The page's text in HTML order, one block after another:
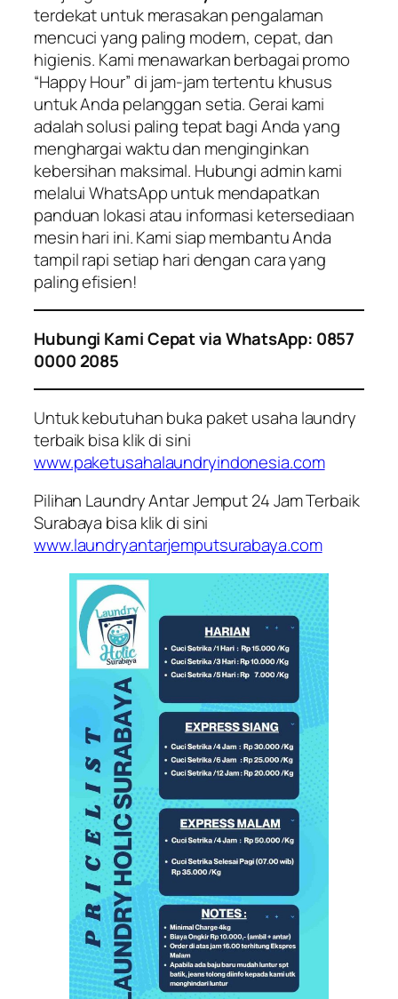
terdekat untuk merasakan pengalaman
mencuci yang paling modern, cepat, dan
higienis. Kami menawarkan berbagai promo
“Happy Hour” di jam-jam tertentu khusus
untuk Anda pelanggan setia. Gerai kami
adalah solusi paling tepat bagi Anda yang
menghargai waktu dan menginginkan
kebersihan maksimal. Hubungi admin kami
melalui WhatsApp untuk mendapatkan
panduan lokasi atau informasi ketersediaan
mesin hari ini. Kami siap membantu Anda
tampil rapi setiap hari dengan cara yang
paling efisien!
Hubungi Kami Cepat via WhatsApp: 0857
0000 2085
Untuk kebutuhan buka paket usaha laundry
terbaik bisa klik di sini
www.paketusahalaundryindonesia.com
Pilihan Laundry Antar Jemput 24 Jam Terbaik
Surabaya bisa klik di sini
www.laundryantarjemputsurabaya.com